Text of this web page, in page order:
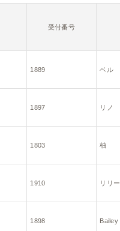
受付番号
1889 ベル
1897 リノ
1803 柚
1910 リリー
1898 Bailey